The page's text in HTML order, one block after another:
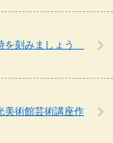
を刻みましょう
術館芸術講座作